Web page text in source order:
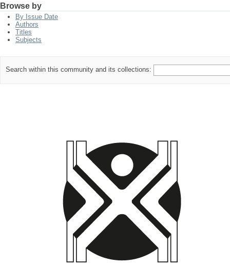
Browse by
By Issue Date
Authors
Titles
Subjects
Search within this community and its collections: